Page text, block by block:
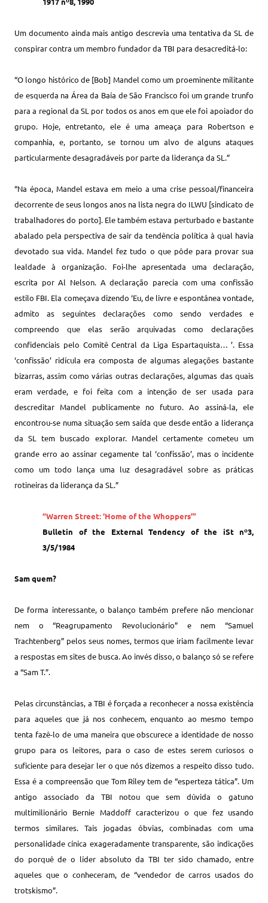
Um documento ainda mais antigo descrevia uma tentativa da SL de
conspirar contra um membro fundador da TBI para desacreditá-lo:
“O longo histórico de [Bob] Mandel como um proeminente militante
de esquerda na Área da Baía de São Francisco foi um grande trunfo
para a regional da SL por todos os anos em que ele foi apoiador do
grupo. Hoje, entretanto, ele é uma ameaça para Robertson e
companhia, e, portanto, se tornou um alvo de alguns ataques
particularmente desagradáveis por parte da liderança da SL.”
“Na época, Mandel estava em meio a uma crise pessoal/financeira
decorrente de seus longos anos na lista negra do ILWU [sindicato de
trabalhadores do porto]. Ele também estava perturbado e bastante
abalado pela perspectiva de sair da tendência política à qual havia
devotado sua vida. Mandel fez tudo o que pôde para provar sua
lealdade à organização. Foi-lhe apresentada uma declaração,
escrita por Al Nelson. A declaração parecia com uma confissão
estilo FBI. Ela começava dizendo ‘Eu, de livre e espontânea vontade,
admito as seguintes declarações como sendo verdades e
compreendo que elas serão arquivadas como declarações
confidenciais pelo Comitê Central da Liga Espartaquista… ’. Essa
‘confissão’ ridícula era composta de algumas alegações bastante
bizarras, assim como várias outras declarações, algumas das quais
eram verdade, e foi feita com a intenção de ser usada para
descreditar Mandel publicamente no futuro. Ao assiná-la, ele
encontrou-se numa situação sem saída que desde então a liderança
da SL tem buscado explorar. Mandel certamente cometeu um
grande erro ao assinar cegamente tal ‘confissão’, mas o incidente
como um todo lança uma luz desagradável sobre as práticas
rotineiras da liderança da SL.”
“Warren Street: ‘Home of the Whoppers’”
Bulletin of the External Tendency of the iSt nº3,
3/5/1984
Sam quem?
De forma interessante, o balanço também prefere não mencionar
nem o “Reagrupamento Revolucionário” e nem “Samuel
Trachtenberg” pelos seus nomes, termos que iriam facilmente levar
a respostas em sites de busca. Ao invés disso, o balanço só se refere
a “Sam T.”.
Pelas circunstâncias, a TBI é forçada a reconhecer a nossa existência
para aqueles que já nos conhecem, enquanto ao mesmo tempo
tenta fazê-lo de uma maneira que obscurece a identidade de nosso
grupo para os leitores, para o caso de estes serem curiosos o
suficiente para desejar ler o que nós dizemos a respeito disso tudo.
Essa é a compreensão que Tom Riley tem de “esperteza tática”. Um
antigo associado da TBI notou que sem dúvida o gatuno
multimilionário Bernie Maddoff caracterizou o que fez usando
termos similares. Tais jogadas óbvias, combinadas com uma
personalidade cínica exageradamente transparente, são indicações
do porquê de o líder absoluto da TBI ter sido chamado, entre
aqueles que o conheceram, de “vendedor de carros usados do
trotskismo”.